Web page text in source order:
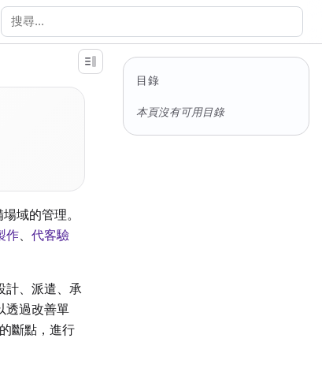
搜尋文件
域的管理。
作 、代客驗
計、派遣、承
透過改善單
斷點，進行
目錄
本頁沒有可用目錄